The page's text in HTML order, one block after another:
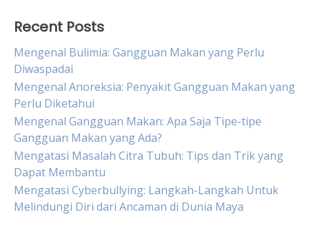
Recent Posts
Mengenal Bulimia: Gangguan Makan yang Perlu
Diwaspadai
Mengenal Anoreksia: Penyakit Gangguan Makan yang
Perlu Diketahui
Mengenal Gangguan Makan: Apa Saja Tipe-tipe
Gangguan Makan yang Ada?
Mengatasi Masalah Citra Tubuh: Tips dan Trik yang
Dapat Membantu
Mengatasi Cyberbullying: Langkah-Langkah Untuk
Melindungi Diri dari Ancaman di Dunia Maya